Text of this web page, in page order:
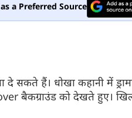
a Preferred Source
सकते हैं। धोखा कहानी में
बैकग्राउंड को देखते हुए।